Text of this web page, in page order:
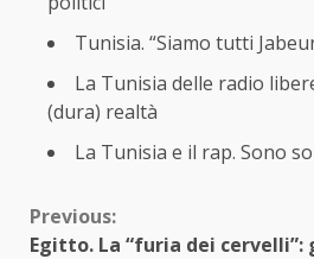
Tunisia. “Siamo tutti
La Tunisia delle radio
(dura) realtà
La Tunisia e il rap. Sono
Continue
Previous:
Egitto. La “furia dei